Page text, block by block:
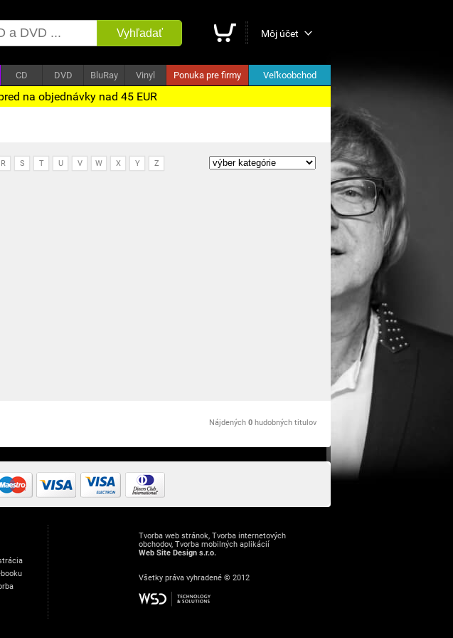
Vyhľadať Môj účet
CD DVD BluRay Vinyl Ponuka pre firmy Veľkoobchod
na objednávky nad 45 EUR
R S T U V W X Y Z
Nájdených 0 hudobných titulov
Tvorba web stránok, Tvorba internetových
obchodov, Tvorba mobilných aplikácií
Web Site Design s.r.o.
Všetky práva vyhradené © 2012